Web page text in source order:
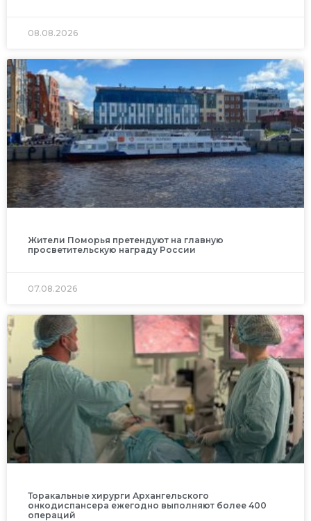
08.08.2026
Жители Поморья претендуют на главную
просветительскую награду России
07.08.2026
Торакальные хирурги Архангельского
онкодиспансера ежегодно выполняют более 400
операций